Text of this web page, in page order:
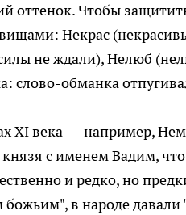
оттенок. Чтобы
Некрас
не ждали), Нелюб
слово-обманка
XI века — например,
с именем Вадим, что
и редко, но
божьим", в народе